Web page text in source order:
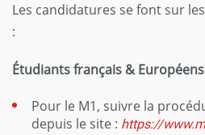
Les candidatures se font sur
:
Étudiants français & Européens
Pour le M1, suivre la
depuis le site : https://